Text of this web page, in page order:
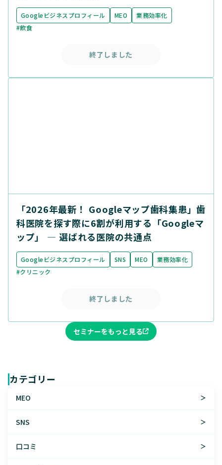
Googleビジネスプロフィール MEO
業務効率化
#飲食
終了しました
「2026年最新！ Googleマップ歯科集患」歯
科医院を探す際に6割が利用する「Googleマ
ップ」 ― 選ばれる医院の共通点
Googleビジネスプロフィール SNS MEO
業務効率化
#クリニック
終了しました
セミナーをもっと見る
カテゴリー
MEO ＞
SNS ＞
口コミ ＞